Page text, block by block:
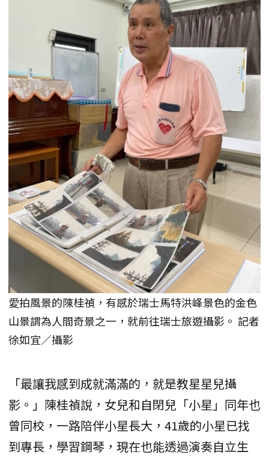
愛拍風景的陳桂禎，有感於瑞士馬特洪峰景色的金色
山景謂為人間奇景之一，就前往瑞士旅遊攝影。 記者
徐如宜／攝影
「最讓我感到成就滿滿的，就是教星星兒攝
影。」陳桂禎說，女兒和自閉兒「小星」同年也
曾同校，一路陪伴小星長大，41歲的小星已找
到專長，學習鋼琴，現在也能透過演奏自立生